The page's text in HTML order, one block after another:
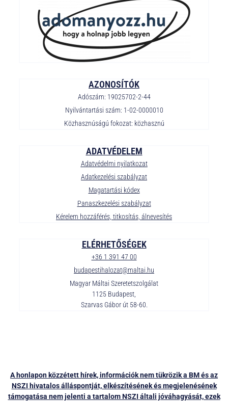
ELÉRHETŐSÉGEK
+36 1 391 47 00
budapestihalozat@maltai.hu
Magyar Máltai Szeretetszolgálat
1125 Budapest,
Szarvas Gábor út 58-60.
ADATVÉDELEM
Adatvédelmi nyilatkozat
Adatkezelési szabályzat
Magatartási kódex
Panaszkezelési szabályzat
Kérelem hozzáférés, titkosítás, álnevesítés
AZONOSÍTÓK
Adószám: 19025702-2-44
Nyilvántartási szám: 1-02-0000010
Közhasznúságú fokozat: közhasznú
A honlapon közzétett hírek, információk nem tükrözik a BM és az
NSZI hivatalos álláspontját, elkészítésének és megjelenésének
támogatása nem jelenti a tartalom NSZI általi jóváhagyását, ezek